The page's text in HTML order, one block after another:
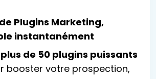
Plugins Marketing,
instantanément
plus de 50 plugins puissants
booster votre prospection,